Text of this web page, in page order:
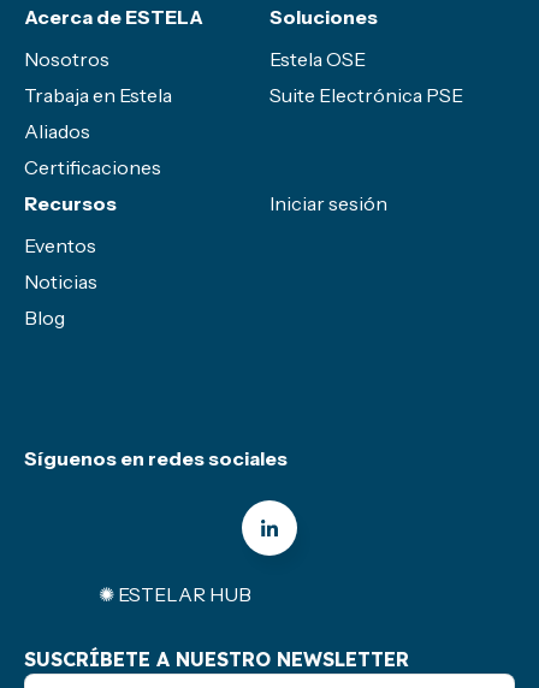
Acerca de ESTELA
Nosotros
Trabaja en Estela
Aliados
Certificaciones
Soluciones
Estela OSE
Suite Electrónica PSE
Recursos
Eventos
Noticias
Blog
Iniciar sesión
Síguenos en redes sociales
✺ ESTELAR HUB
SUSCRÍBETE A NUESTRO NEWSLETTER